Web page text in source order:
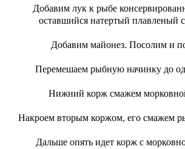
Добавим лук к рыбе
оставшийся натертый плавленый
Добавим майонез. Посолим и
Перемешаем рыбную начинку до
Нижний корж смажем
Накроем вторым коржом, его смажем
Дальше опять идет корж с